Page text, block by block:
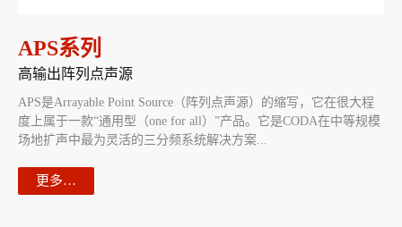
APS系列
高输出阵列点声源
APS是Arrayable Point Source（阵列点声源）的缩写，它在很大程
度上属于一款“通用型（one for all）”产品。它是CODA在中等规模
场地扩声中最为灵活的三分频系统解决方案...
更多…